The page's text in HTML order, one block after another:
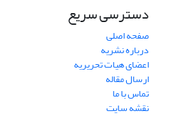
دسترسی سریع
صفحه اصلی
درباره نشریه
اعضای هیات تحریریه
ارسال مقاله
تماس با ما
نقشه سایت